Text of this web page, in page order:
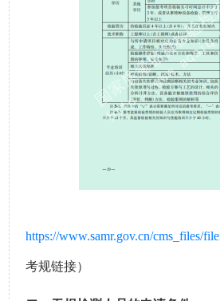
https://www.samr.gov.cn/cms_files/
考规链接）